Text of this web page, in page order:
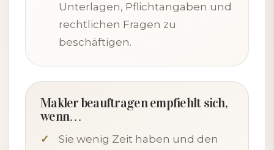
Unterlagen, Pflichtangaben und
rechtlichen Fragen zu
beschäftigen.
Makler beauftragen empfiehlt sich,
wenn…
Sie wenig Zeit haben und den